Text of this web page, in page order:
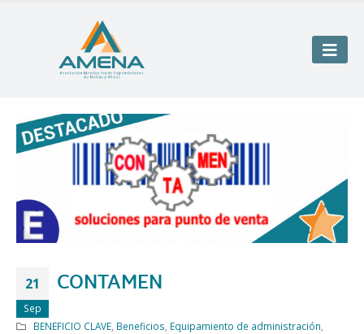
21
Sep
CONTAMEN
BENEFICIO CLAVE, Beneficios, Equipamiento de administración,